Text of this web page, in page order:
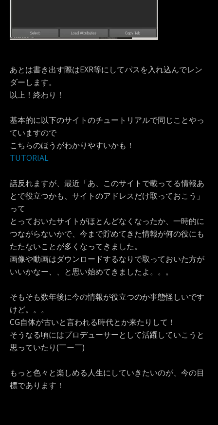
あとは書き出す際はEXR等にしてパスを入れ込んでレン
ダーします。
以上！終わり！
基本的に以下のサイトのチュートリアルで同じことやっ
ていますので
こちらのほうがわかりやすいかも！
TUTORIAL
話反れますが、最近「あ、このサイトで載ってる情報あ
とで役立つかも、サイトのアドレスだけ取っておこう」
って
とっておいたサイトがほとんどなくなったか、一時的に
つながらないかで、今まで貯めてきた情報が何の役にも
たたないことが多くなってきました。
画像や動画はダウンロードするなりで取っておいた方が
いいかなー、、と思い始めてきましたよ。。。
そもそも数年後に今の情報が役立つのか事態怪しいです
けど。。。
CG自体が古いと言われる時代とか来たりして！
そうなる頃にはプロデューサーとして活躍していこうと
思っていたり(￣ー￣)
もっと色々と楽しめる人生にしていきたいのが、今の目
標であります！